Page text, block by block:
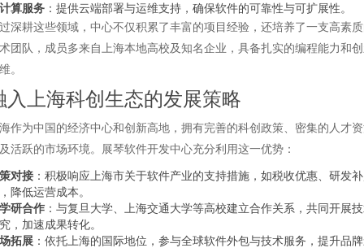
算服务 ：提供云端部署与运维支持，确保软件的可靠性与可扩展性。
深耕这些领域，中心不仅积累了丰富的项目经验，还培养了一支高素
团队，成员多来自上海本地高校及知名企业，具备扎实的编程能力和
。
入上海科创生态的发展策略
作为中国的经济中心和创新高地，拥有完善的科创政策、密集的人才
活跃的市场环境。展琴软件开发中心充分利用这一优势：
对接 ：积极响应上海市关于软件产业的支持措施，如税收优惠、研发
降低运营成本。
研合作 ：与复旦大学、上海交通大学等高校建立合作关系，共同开展
，加速成果转化。
拓展 ：依托上海的国际地位，参与全球软件外包与技术服务，提升品